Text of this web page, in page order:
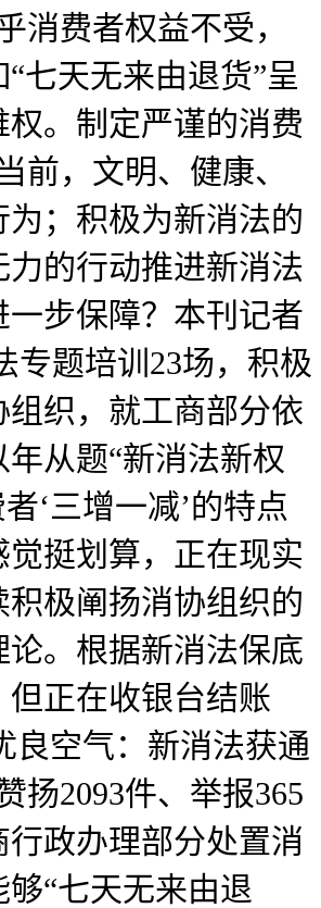
消费者权益不受，
七天无来由退货”呈
。制定严谨的消费
前，文明、健康、
；积极为新消法的
的行动推进新消法
步保障？本刊记者
专题培训23场，积极
织，就工商部分依
从题“新消法新权
‘三增一减’的特点
挺划算，正在现实
极阐扬消协组织的
。根据新消法保底
正在收银台结账
良空气：新消法获通
扬2093件、举报365
政办理部分处置消
“七天无来由退